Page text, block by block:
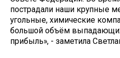
пострадали наши крупные
угольные, химические
большой объём
прибыль», - заметила